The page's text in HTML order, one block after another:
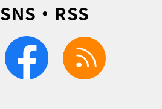
・RSS
facebook